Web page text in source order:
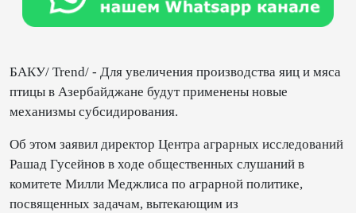
БАКУ/ Trend/ - Для увеличения производства яиц и мяса
птицы в Азербайджане будут применены новые
механизмы субсидирования.
Об этом заявил директор Центра аграрных исследований
Рашад Гусейнов в ходе общественных слушаний в
комитете Милли Меджлиса по аграрной политике,
посвященных задачам, вытекающим из